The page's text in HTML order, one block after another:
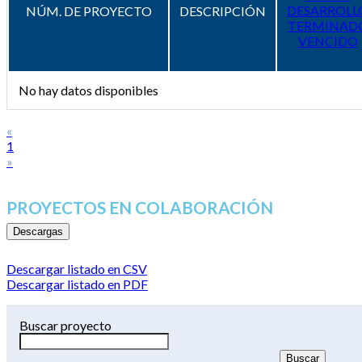
NÚM. DE PROYECTO DESCRIPCIÓN
VENCIDO
No hay datos disponibles
«
1
»
PROYECTOS EN COLABORACIÓN
Descargas
Descargar listado en CSV
Descargar listado en PDF
Buscar proyecto